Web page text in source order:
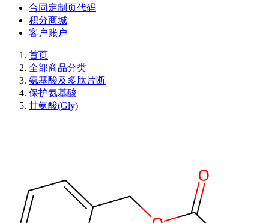
合同定制页代码
积分商城
客户账户
首页
全部商品分类
氨基酸及多肽片断
保护氨基酸
甘氨酸(Gly)